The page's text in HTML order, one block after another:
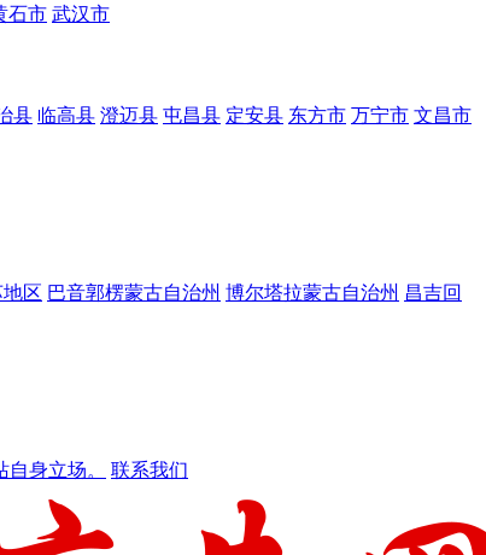
石市 武汉市
县 临高县 澄迈县 屯昌县 定安县 东方市 万宁市 文昌市
地区 巴音郭楞蒙古自治州 博尔塔拉蒙古自治州 昌吉回
身立场。 联系我们